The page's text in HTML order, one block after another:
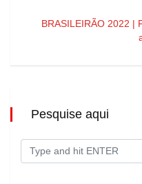
BRASILEIRÃO 2022 |
Pesquise aqui